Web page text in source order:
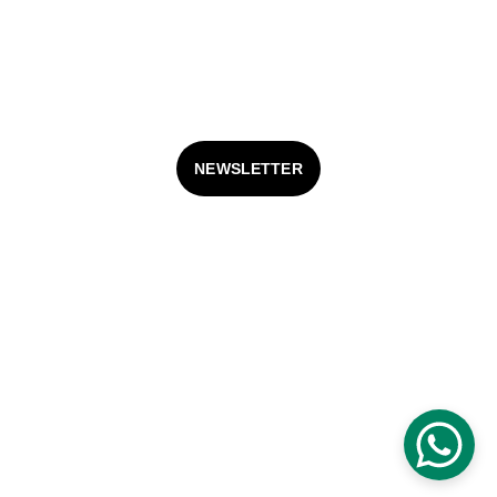
© 2025. Vitamonti Todos los derechos reservados.
NEWSLETTER